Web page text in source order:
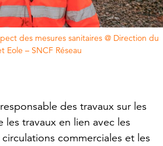
des mesures sanitaires @ Direction du
Eole – SNCF Réseau
des travaux sur les
les travaux en lien avec les
commerciales et les